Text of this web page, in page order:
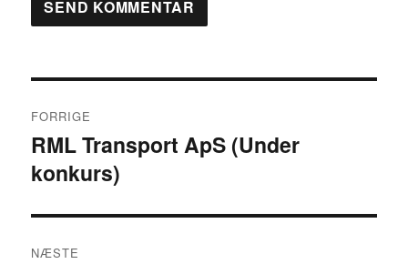
FORRIGE
Forrige
indlæg:
RML Transport ApS (Under
konkurs)
NÆSTE